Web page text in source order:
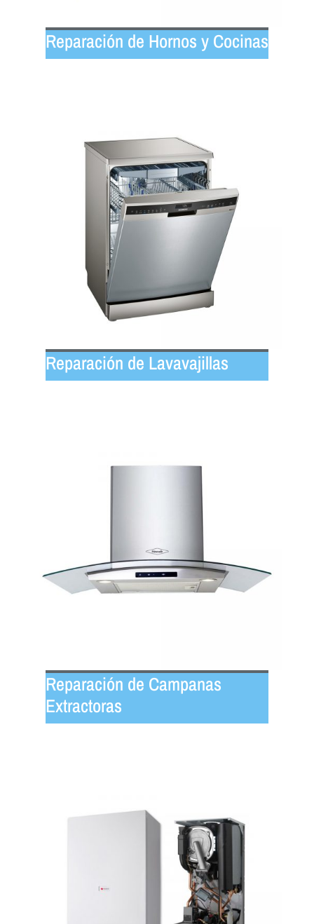
Reparación de Hornos y Cocinas
Reparación de Lavavajillas
Reparación de Campanas
Extractoras